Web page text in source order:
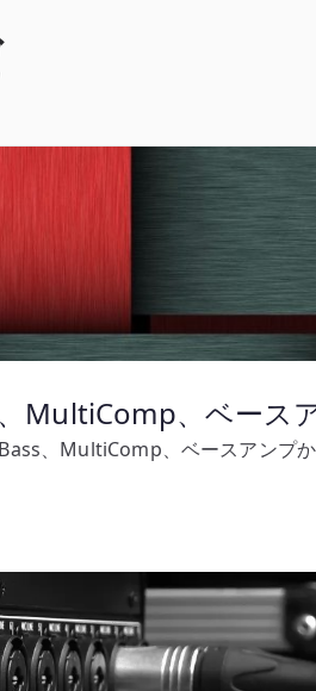
MultiComp、ベース
、MultiComp、ベースアンプ